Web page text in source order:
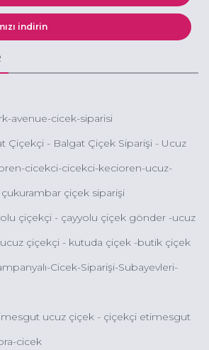
indirin
avenue-cicek-siparisi
Çiçekçi - Balgat Çiçek Siparişi - Ucuz
cicekci-cicekci-kecioren-ucuz-
çiçek siparişi
çiçekçi - çayyolu çiçek gönder -ucuz
ucuz çiçekçi - kutuda çiçek -butik çiçek
Cicek-Siparişi-Subayevleri-
ucuz çiçek - çiçekçi etimesgut
cicek